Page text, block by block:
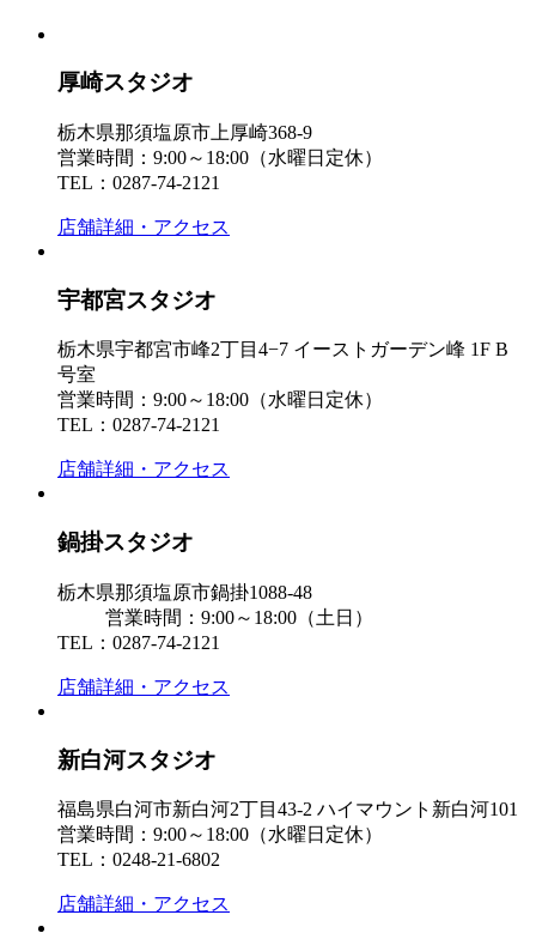
厚崎スタジオ
栃木県那須塩原市上厚崎368-9
営業時間：9:00～18:00（水曜日定休）
TEL：0287-74-2121
店舗詳細・アクセス
宇都宮スタジオ
栃木県宇都宮市峰2丁目4−7 イーストガーデン峰 1F B
号室
営業時間：9:00～18:00（水曜日定休）
TEL：0287-74-2121
店舗詳細・アクセス
鍋掛スタジオ
栃木県那須塩原市鍋掛1088-48
営業時間：9:00～18:00（土日）
TEL：0287-74-2121
店舗詳細・アクセス
新白河スタジオ
福島県白河市新白河2丁目43-2 ハイマウント新白河101
営業時間：9:00～18:00（水曜日定休）
TEL：0248-21-6802
店舗詳細・アクセス